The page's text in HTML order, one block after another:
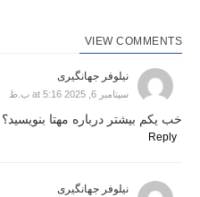
VIEW COMMENTS
نیلوفر جهانگیری
سپتامبر 6, 2025 at 5:16 ب.ظ
خب یکم بیشتر درباره مهتا بنویسید؟
Reply
نیلوفر جهانگیری